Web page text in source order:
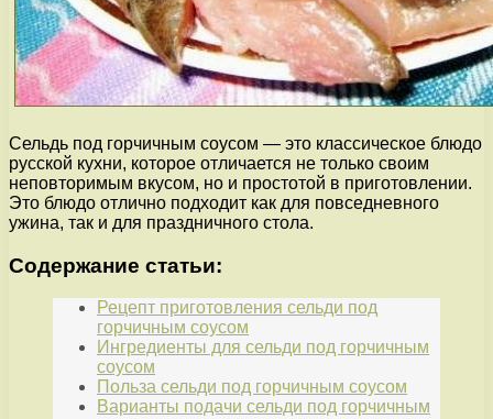
Сельдь под горчичным соусом — это классическое блюдо
русской кухни, которое отличается не только своим
неповторимым вкусом, но и простотой в приготовлении.
Это блюдо отлично подходит как для повседневного
ужина, так и для праздничного стола.
Содержание статьи:
Рецепт приготовления сельди под
горчичным соусом
Ингредиенты для сельди под горчичным
соусом
Польза сельди под горчичным соусом
Варианты подачи сельди под горчичным